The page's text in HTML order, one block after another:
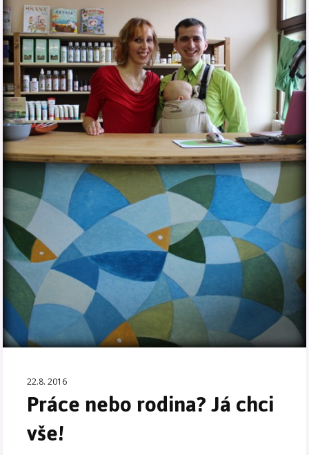
22.8. 2016
Práce nebo rodina? Já chci
vše!